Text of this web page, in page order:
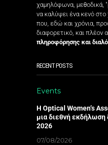
χαμηλόφωνα, μεθοδικά,
να καλύψει ένα κενό
που, εδώ και χρόνια,
διαφορετικό, και πλέον
πληροφόρησης και
RECENT POSTS
Events
Η Optical Women’s
μια διεθνή εκδήλωση
2026
07/08/2026